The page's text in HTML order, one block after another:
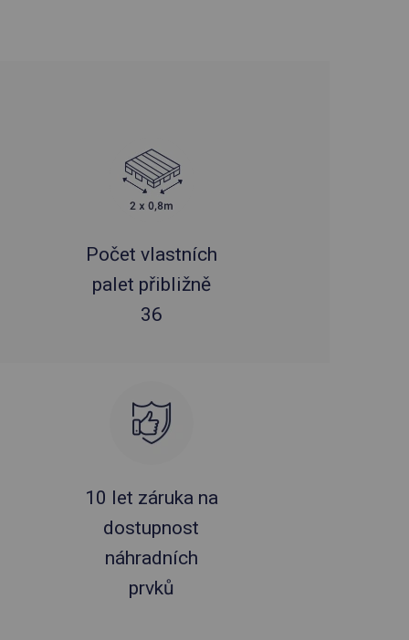
Počet vlastních
palet přibližně
36
10 let záruka na
dostupnost
náhradních
prvků